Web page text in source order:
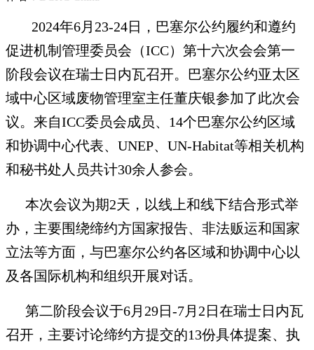
2024年6月23-24日， 巴塞尔公约履约和遵约
促进机制管理委员会（ICC）第十六次会会第一
阶段会议在瑞士日内瓦召开。 巴塞尔公约亚太区
域中心区域废物管理室主任董庆银参加了此次会
议。 来自ICC委员会成员、14个巴塞尔公约区域
和协调中心代表、UNEP、UN-Habitat等相关机构
和秘书处人员共计30余人参会。
本次会议为期2天，以线上和线下结合形式举
办，主要围绕缔约方国家报告、非法贩运和国家
立法等方面，与巴塞尔公约各区域和协调中心以
及各国际机构和组织开展对话。
第二阶段会议于6月29日-7月2日在瑞士日内瓦
召开，主要讨论缔约方提交的13份具体提案、执